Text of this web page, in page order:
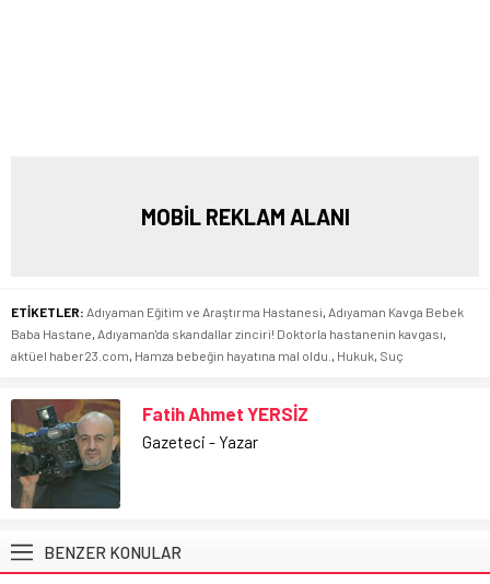
MOBİL REKLAM ALANI
ETİKETLER: Adıyaman Eğitim ve Araştırma Hastanesi, Adıyaman Kavga Bebek
Baba Hastane, Adıyaman'da skandallar zinciri! Doktorla hastanenin kavgası,
aktüel haber23.com, Hamza bebeğin hayatına mal oldu. , Hukuk, Suç
Fatih Ahmet YERSİZ
Gazeteci - Yazar
BENZER KONULAR